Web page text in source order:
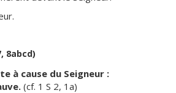
8abcd)
à cause du Seigneur :
(cf. 1 S 2, 1a)